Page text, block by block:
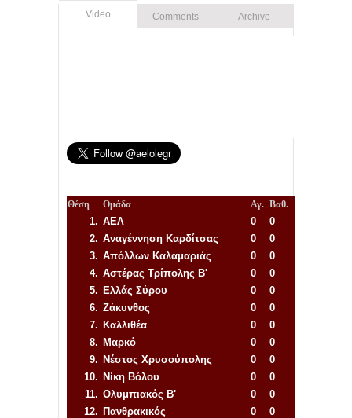
Video Comments Archive
Θέση Ομάδα Αγ. Βαθ.
1. ΑΕΛ 0
0
2. Αναγέννηση Καρδίτσας 0
0
3. Απόλλων Καλαμαριάς 0
0
4. Αστέρας Τρίπολης Β' 0
0
5. Ελλάς Σύρου 0
0
6. Ζάκυνθος 0
0
7. Καλλιθέα 0
0
8. Μαρκό 0
0
9. Νέστος Χρυσούπολης 0
0
10. Νίκη Βόλου 0
0
11. Ολυμπιακός Β' 0
0
12. Πανθρακικός 0
0